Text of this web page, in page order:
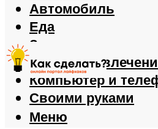
Автомобиль
Еда
Здоровье
Игры и
Компьютер и
Своими руками
Меню